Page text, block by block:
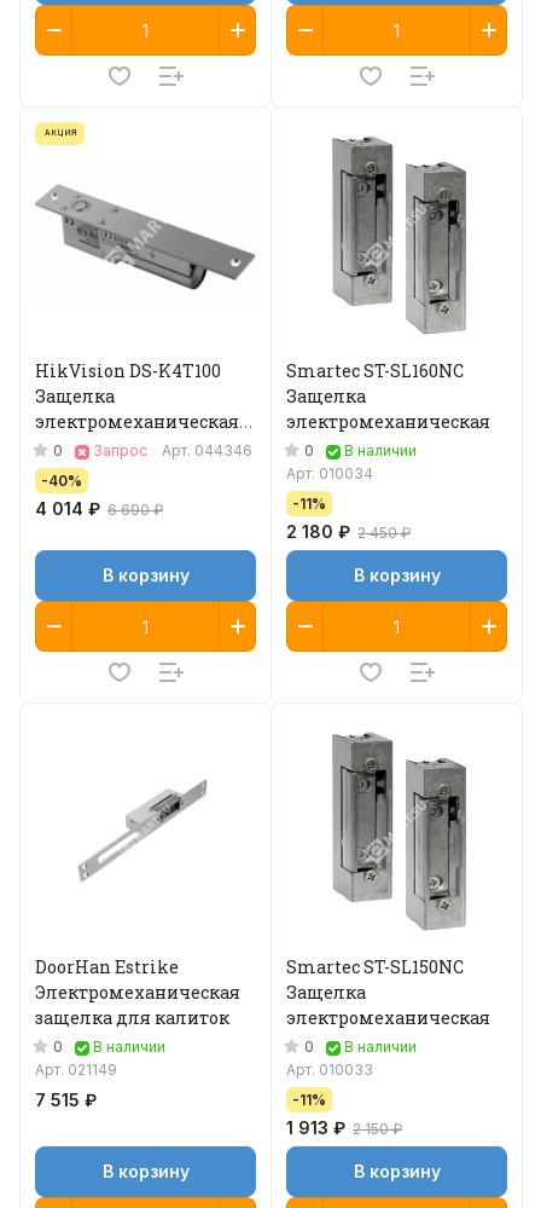
АКЦИЯ
HikVision DS-K4T100
Защелка
электромеханическая
соленоидная
0 Запрос Арт. 044346
-40%
4 014 ₽ 6 690 ₽
В корзину
Smartec ST-SL160NC
Защелка
электромеханическая
0
В наличии
Арт. 010034
-11%
2 180 ₽ 2 450 ₽
В корзину
DoorHan Estrike
Электромеханическая
защелка для калиток
0
В наличии
Арт. 021149
7 515 ₽
В корзину
Smartec ST-SL150NC
Защелка
электромеханическая
0
В наличии
Арт. 010033
-11%
1 913 ₽ 2 150 ₽
В корзину